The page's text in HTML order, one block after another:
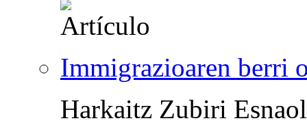
Immigrazioaren berri
Harkaitz Zubiri